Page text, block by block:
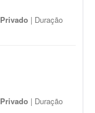
Privado | Duração
Privado | Duração